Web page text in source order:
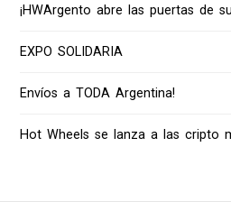
¡HWArgento abre las puertas de
EXPO SOLIDARIA
Envíos a TODA Argentina!
Hot Wheels se lanza a las cripto